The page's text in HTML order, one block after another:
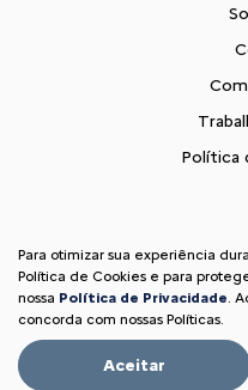
Política
Desacelere.
Desenvolvido pela
Para otimizar sua experiência
Política de Cookies e para
nossa Política de Privacidade.
concorda com nossas Políticas.
Aceitar